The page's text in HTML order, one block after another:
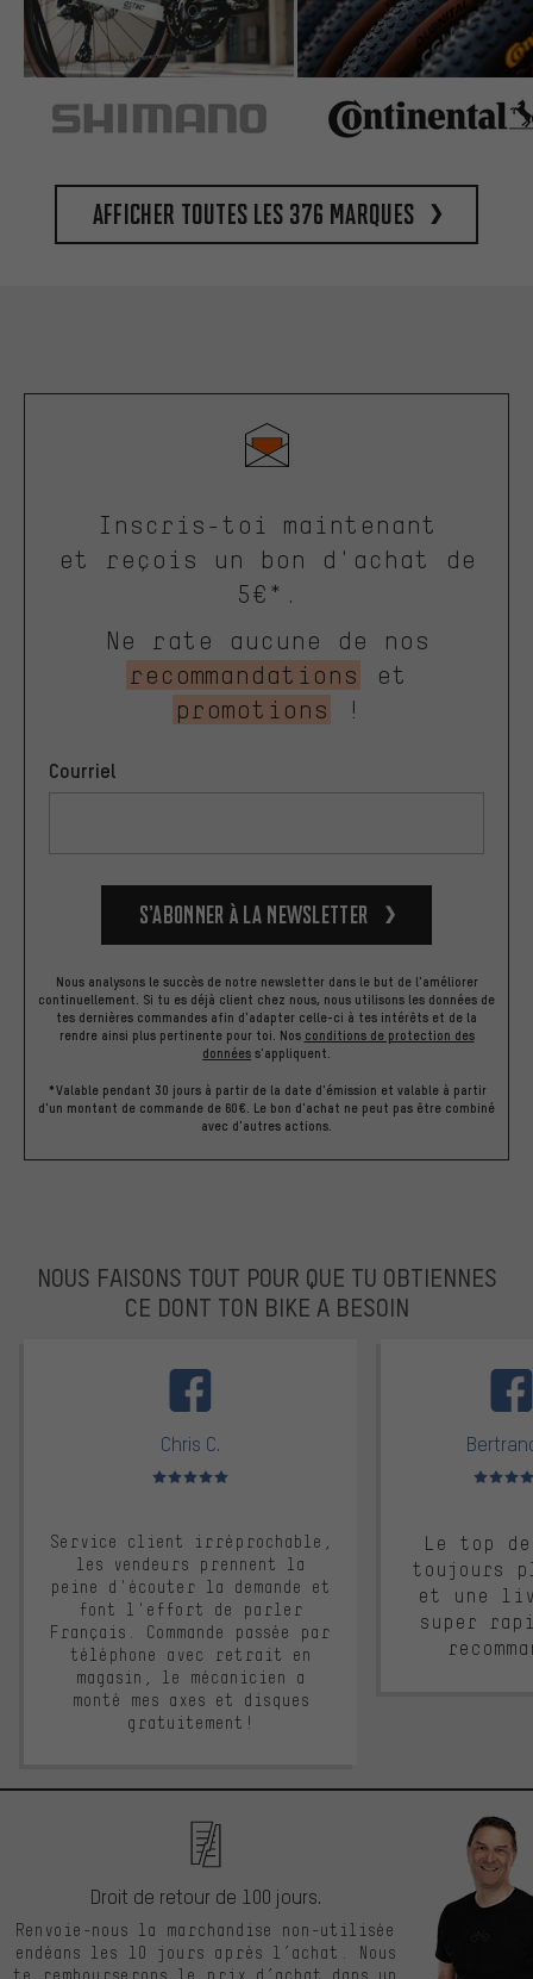
Afficher toutes les 376 marques
Inscris-toi maintenant
et reçois un bon d'achat de
5€*.
Ne rate aucune de nos
recommandations
et
promotions
!
Courriel
S’abonner à la newsletter
Nous analysons le succès de notre newsletter dans le but de l'améliorer
continuellement. Si tu es déjà client chez nous, nous utilisons les données de
tes dernières commandes afin d'adapter celle-ci à tes intérêts et de la
rendre ainsi plus pertinente pour toi. Nos conditions de protection des
données s'appliquent.
*Valable pendant 30 jours à partir de la date d'émission et valable à partir
d'un montant de commande de 60€. Le bon d'achat ne peut pas être combiné
avec d'autres actions.
NOUS FAISONS TOUT POUR QUE TU OBTIENNES
CE DONT TON BIKE A BESOIN
Chris C.
Note moyenne : 5 sur 5
Service client irréprochable,
les vendeurs prennent la
peine d'écouter la demande et
font l'effort de parler
Français. Commande passée par
téléphone avec retrait en
magasin, le mécanicien a
monté mes axes et disques
gratuitement!
Note
Le top
toujours
et une
super
Droit de retour de 100 jours.
Renvoie-nous la marchandise non-utilisée
endéans les 10 jours après l’achat. Nous